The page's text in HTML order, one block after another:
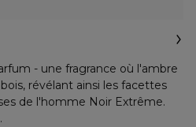
- une fragrance où l'ambre
révélant ainsi les facettes
de l'homme Noir Extrême.